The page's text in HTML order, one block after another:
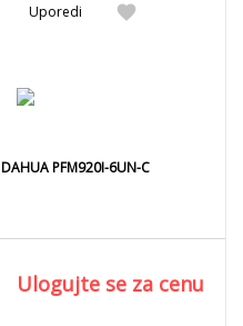
Detaljnije
favorite
Uporedi
DAHUA PFM920I-6UN-C
Ulogujte se za cenu